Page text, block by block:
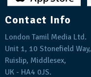
Contact Info
London Tamil Media Ltd.
Unit 1, 10 Stonefield Way,
Ruislip, Middlesex,
UK - HA4 0JS.